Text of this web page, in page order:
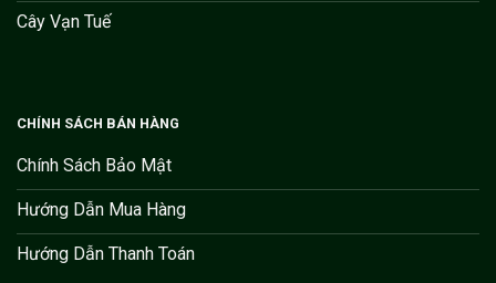
Cây Vạn Tuế
CHÍNH SÁCH BÁN HÀNG
Chính Sách Bảo Mật
Hướng Dẫn Mua Hàng
Hướng Dẫn Thanh Toán